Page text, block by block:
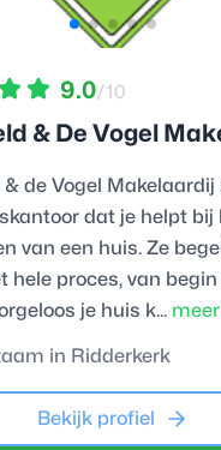
9.0/10
& De Vogel
& de Vogel Makelaardij
dat je helpt bij
van een huis. Ze
hele proces, van
je huis k...
in Ridderkerk
Bekijk profiel